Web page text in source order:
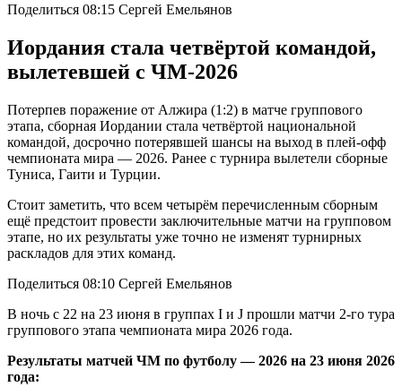
Поделиться 08:15 Сергей Емельянов
Иордания стала четвёртой командой,
вылетевшей с ЧМ-2026
Потерпев поражение от Алжира (1:2) в матче группового
этапа, сборная Иордании стала четвёртой национальной
командой, досрочно потерявшей шансы на выход в плей-офф
чемпионата мира — 2026. Ранее с турнира вылетели сборные
Туниса, Гаити и Турции.
Стоит заметить, что всем четырём перечисленным сборным
ещё предстоит провести заключительные матчи на групповом
этапе, но их результаты уже точно не изменят турнирных
раскладов для этих команд.
Поделиться 08:10 Сергей Емельянов
В ночь с 22 на 23 июня в группах I и J прошли матчи 2-го тура
группового этапа чемпионата мира 2026 года.
Результаты матчей ЧМ по футболу — 2026 на 23 июня 2026
года: